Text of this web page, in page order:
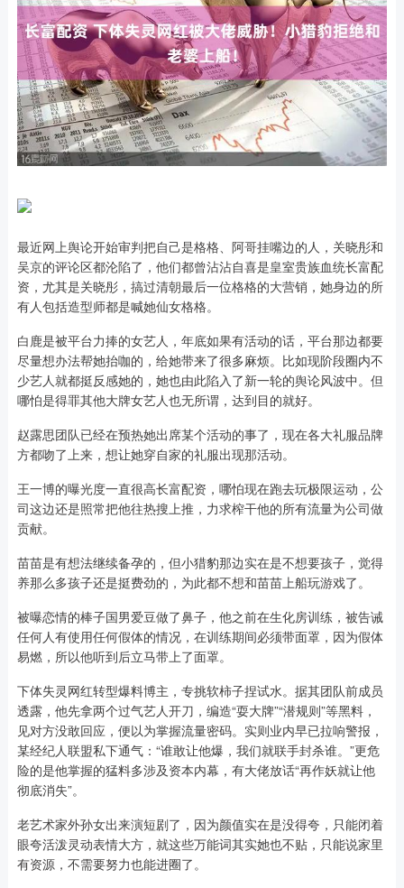
最近网上舆论开始审判把自己是格格、阿哥挂嘴边的人，关晓彤和
吴京的评论区都沦陷了，他们都曾沾沾自喜是皇室贵族血统长富配
资，尤其是关晓彤，搞过清朝最后一位格格的大营销，她身边的所
有人包括造型师都是喊她仙女格格。
白鹿是被平台力捧的女艺人，年底如果有活动的话，平台那边都要
尽量想办法帮她抬咖的，给她带来了很多麻烦。比如现阶段圈内不
少艺人就都挺反感她的，她也由此陷入了新一轮的舆论风波中。但
哪怕是得罪其他大牌女艺人也无所谓，达到目的就好。
赵露思团队已经在预热她出席某个活动的事了，现在各大礼服品牌
方都吻了上来，想让她穿自家的礼服出现那活动。
王一博的曝光度一直很高长富配资，哪怕现在跑去玩极限运动，公
司这边还是照常把他往热搜上推，力求榨干他的所有流量为公司做
贡献。
苗苗是有想法继续备孕的，但小猎豹那边实在是不想要孩子，觉得
养那么多孩子还是挺费劲的，为此都不想和苗苗上船玩游戏了。
被曝恋情的棒子国男爱豆做了鼻子，他之前在生化房训练，被告诫
任何人有使用任何假体的情况，在训练期间必须带面罩，因为假体
易燃，所以他听到后立马带上了面罩。
下体失灵网红转型爆料博主，专挑软柿子捏试水。据其团队前成员
透露，他先拿两个过气艺人开刀，编造“耍大牌”“潜规则”等黑料，
见对方没敢回应，便以为掌握流量密码。实则业内早已拉响警报，
某经纪人联盟私下通气：“谁敢让他爆，我们就联手封杀谁。”更危
险的是他掌握的猛料多涉及资本内幕，有大佬放话“再作妖就让他
彻底消失”。
老艺术家外孙女出来演短剧了，因为颜值实在是没得夸，只能闭着
眼夸活泼灵动表情大方，就这些万能词其实她也不贴，只能说家里
有资源，不需要努力也能进圈了。